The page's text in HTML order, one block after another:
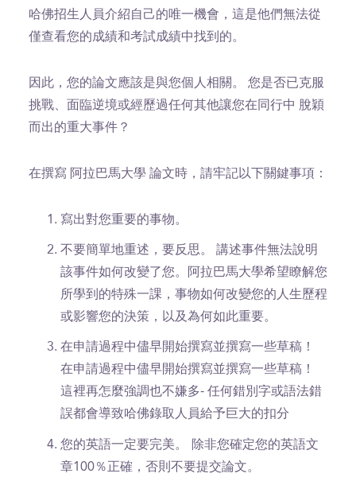
哈佛招生人員介紹自己的唯一機會，這是他們無法從
僅查看您的成績和考試成績中找到的。
因此，您的論文應該是與您個人相關。 您是否已克服
挑戰、面臨逆境或經歷過任何其他讓您在同行中 脫穎
而出的重大事件？
在撰寫 阿拉巴馬大學 論文時，請牢記以下關鍵事項：
寫出對您重要的事物。
不要簡單地重述，要反思。 講述事件無法說明
該事件如何改變了您。阿拉巴馬大學希望瞭解您
所學到的特殊一課，事物如何改變您的人生歷程
或影響您的決策，以及為何如此重要。
在申請過程中儘早開始撰寫並撰寫一些草稿！
在申請過程中儘早開始撰寫並撰寫一些草稿！
這裡再怎麼強調也不嫌多- 任何錯別字或語法錯
誤都會導致哈佛錄取人員給予巨大的扣分
您的英語一定要完美。
除非您確定您的英語文
章100％正確，否則不要提交論文。